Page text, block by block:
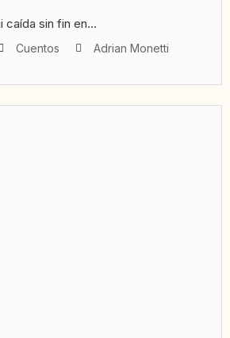
caída sin fin en...
Cuentos Adrian Monetti